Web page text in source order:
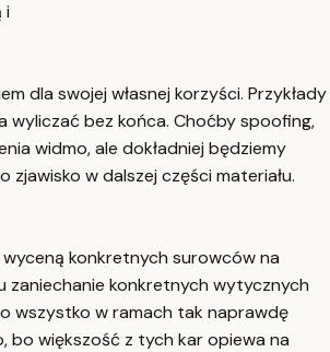
i
dla swojej własnej korzyści. Przykłady
wyliczać bez końca. Choćby spoofing,
widmo, ale dokładniej będziemy
zjawisko w dalszej części materiału.
konkretnych surowców na
zaniechanie konkretnych wytycznych
wszystko w ramach tak naprawdę
bo większość z tych kar opiewa na